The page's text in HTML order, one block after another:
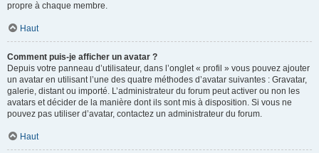
propre à chaque membre.
Haut
Comment puis-je afficher un avatar ?
Depuis votre panneau d’utilisateur, dans l’onglet « profil » vous pouvez ajouter
un avatar en utilisant l’une des quatre méthodes d’avatar suivantes : Gravatar,
galerie, distant ou importé. L’administrateur du forum peut activer ou non les
avatars et décider de la manière dont ils sont mis à disposition. Si vous ne
pouvez pas utiliser d’avatar, contactez un administrateur du forum.
Haut